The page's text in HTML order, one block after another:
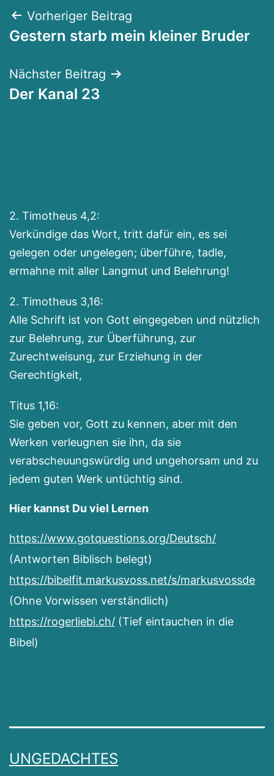
Beitragsnavigation
Vorheriger Beitrag
Gestern starb mein kleiner Bruder
Nächster Beitrag
Der Kanal 23
2. Timotheus 4,2:
Verkündige das Wort, tritt dafür ein, es sei
gelegen oder ungelegen; überführe, tadle,
ermahne mit aller Langmut und Belehrung!
2. Timotheus 3,16:
Alle Schrift ist von Gott eingegeben und nützlich
zur Belehrung, zur Überführung, zur
Zurechtweisung, zur Erziehung in der
Gerechtigkeit,
Titus 1,16:
Sie geben vor, Gott zu kennen, aber mit den
Werken verleugnen sie ihn, da sie
verabscheuungswürdig und ungehorsam und zu
jedem guten Werk untüchtig sind.
Hier kannst Du viel Lernen
https://www.gotquestions.org/Deutsch/
(Antworten Biblisch belegt)
https://bibelfit.markusvoss.net/s/markusvossde
(Ohne Vorwissen verständlich)
https://rogerliebi.ch/ (Tief eintauchen in die
Bibel)
UNGEDACHTES